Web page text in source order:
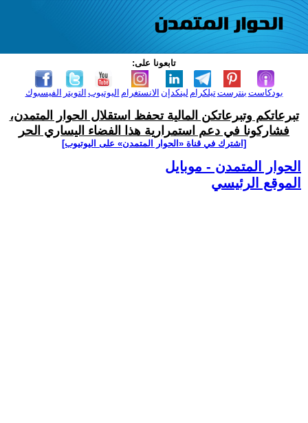
تابعونا على:
الفيسبوك التويتر اليوتيوب الانستغرام لينكدإن تيلكرامبنترست بودكاست
تبرعاتكم وتبرعاتكن المالية تحفظ استقلال الحوار المتمدن،
فشاركونا في دعم استمرارية هذا الفضاء اليساري الحر
[اشترك في قناة ‫«الحوار المتمدن» على اليوتيوب]
الحوار المتمدن - موبايل
الموقع الرئيسي